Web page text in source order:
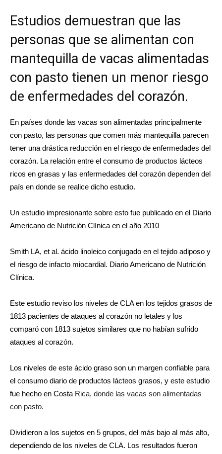
Estudios demuestran que las
personas que se alimentan con
mantequilla de vacas alimentadas
con pasto tienen un menor riesgo
de enfermedades del corazón.
En países donde las vacas son alimentadas principalmente
con pasto, las personas que comen más mantequilla parecen
tener una drástica reducción en el riesgo de enfermedades del
corazón. La relación entre el consumo de productos lácteos
ricos en grasas y las enfermedades del corazón dependen del
país en donde se realice dicho estudio.
Un estudio impresionante sobre esto fue publicado en el Diario
Americano de Nutrición Clínica en el año 2010
Smith LA, et al. ácido linoleico conjugado en el tejido adiposo y
el riesgo de infacto miocardial. Diario Americano de Nutrición
Clínica.
Este estudio reviso los niveles de CLA en los tejidos grasos de
1813 pacientes de ataques al corazón no letales y los
comparó con 1813 sujetos similares que no habían sufrido
ataques al corazón.
Los niveles de este ácido graso son un margen confiable para
el consumo diario de productos lácteos grasos, y este estudio
fue hecho en Costa Rica, donde las vacas son alimentadas
con pasto.
Dividieron a los sujetos en 5 grupos, del más bajo al más alto,
dependiendo de los niveles de CLA. Los resultados fueron